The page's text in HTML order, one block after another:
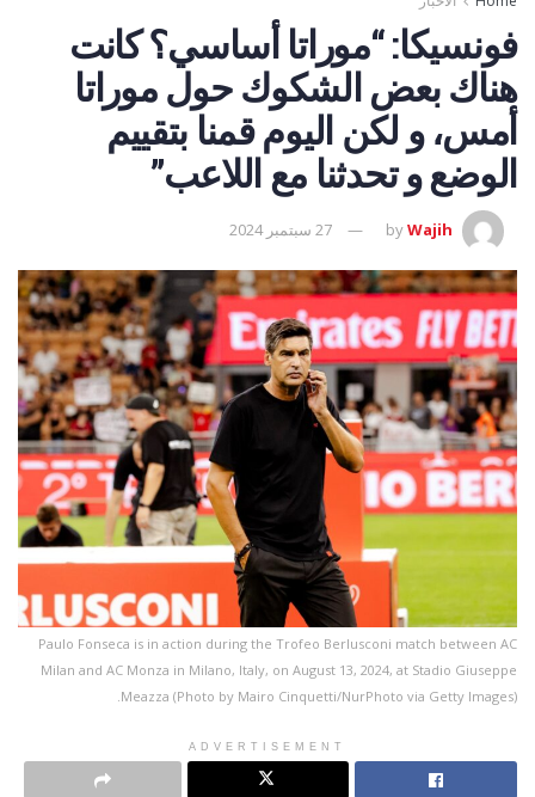
فونسيكا: “موراتا أساسي؟ كانت
هناك بعض الشكوك حول موراتا
أمس، و لكن اليوم قمنا بتقييم
الوضع و تحدثنا مع اللاعب”
byWajih 27 سبتمبر 2024
Paulo Fonseca is in action during the Trofeo Berlusconi match between AC
Milan and AC Monza in Milano, Italy, on August 13, 2024, at Stadio Giuseppe
Meazza (Photo by Mairo Cinquetti/NurPhoto via Getty Images).
ADVERTISEMENT